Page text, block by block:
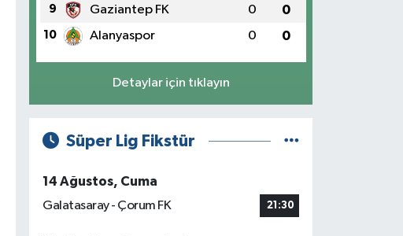
9 Gaziantep FK 0 0
10 Alanyaspor 0 0
Detaylar için tıklayın
Süper Lig Fikstür
14 Ağustos, Cuma
Galatasaray - Çorum FK
21:30